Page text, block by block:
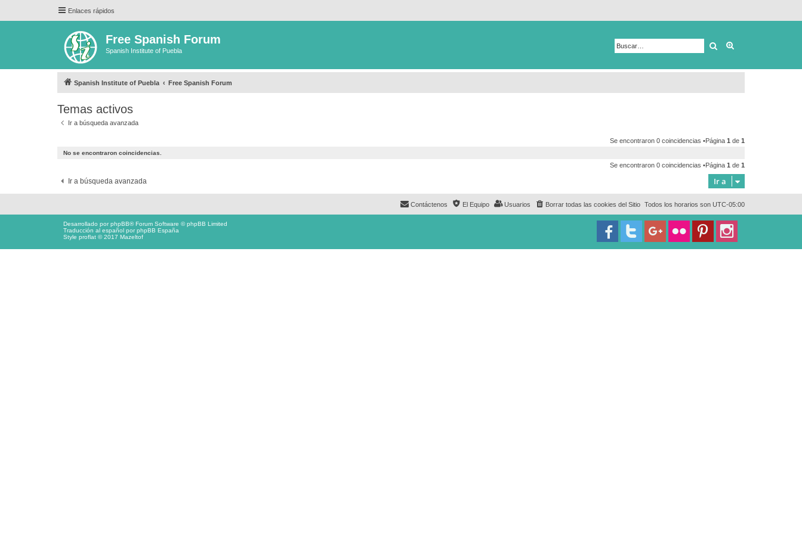
Enlaces rápidos
Free Spanish Forum
Spanish Institute of Puebla Buscar
Spanish Institute of Puebla Free Spanish Forum
Temas activos
Ir a búsqueda avanzada
Se encontraron 0 coincidencias •Página 1 de 1
No se encontraron coincidencias.
Se encontraron 0 coincidencias •Página 1 de 1
Ir a búsqueda avanzada Ir a
Todos los horarios son UTC-05:00
Borrar todas las cookies del Sitio
Usuarios
El Equipo
Contáctenos
Desarrollado porphpBB® Forum Software © phpBB Limited
Traducción al español porphpBB España
Style proflat © 2017 Mazeltof